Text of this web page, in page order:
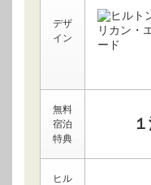
デザ
イン
無料
宿泊
特典
ヒル